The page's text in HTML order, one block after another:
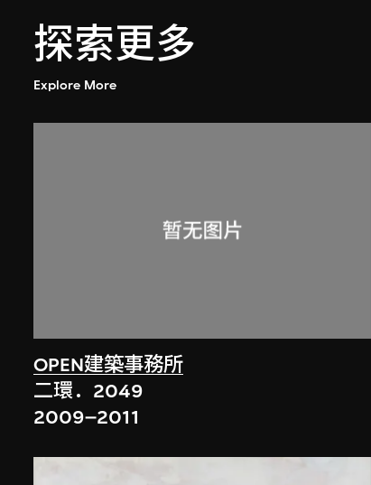
探索更多
Explore More
OPEN建築事務所
二環．2049
2009–2011